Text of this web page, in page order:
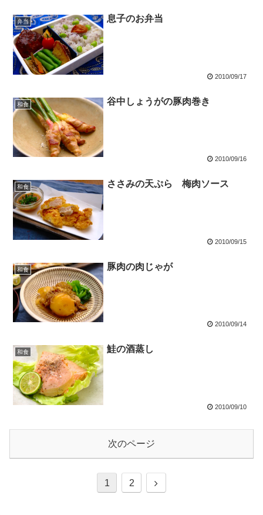
弁当 息子のお弁当
2010/09/17
和食 谷中しょうがの豚肉巻き
2010/09/16
和食 ささみの天ぷら 梅肉ソース
2010/09/15
和食 豚肉の肉じゃが
2010/09/14
和食 鮭の酒蒸し
2010/09/10
次のページ
1 2